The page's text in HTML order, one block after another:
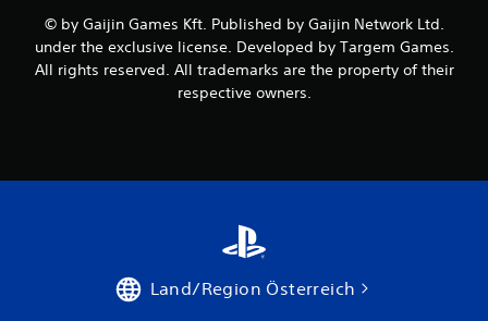
B
e
© by Gaijin Games Kft. Published by Gaijin Network Ltd.
under the exclusive license. Developed by Targem Games.
All rights reserved. All trademarks are the property of their
respective owners.
Land/Region Österreich